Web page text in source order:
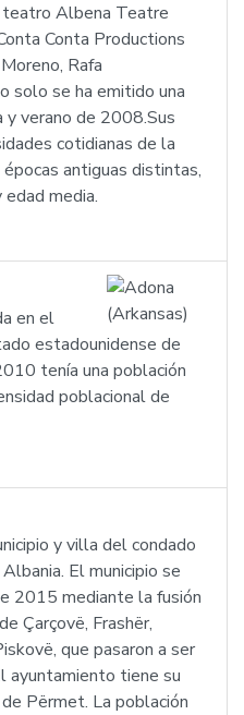
teatro Albena Teatre
Conta Productions
Rafa
solo se ha emitido una
verano de 2008.Sus
cotidianas de la
antiguas distintas,
media.
en el
estadounidense de
tenía una población
poblacional de
y villa del condado
El municipio se
2015 mediante la fusión
Çarçovë, Frashër,
que pasaron a ser
ayuntamiento tiene su
Përmet. La población